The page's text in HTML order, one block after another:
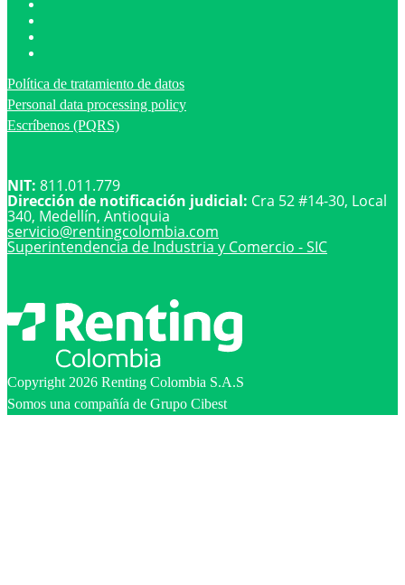
Política de tratamiento de datos
Personal data processing policy
Escríbenos (PQRS)
NIT: 811.011.779
Dirección de notificación judicial: Cra 52 #14-30, Local
340, Medellín, Antioquia
servicio@rentingcolombia.com
Superintendencia de Industria y Comercio - SIC
Copyright 2026 Renting Colombia S.A.S
Somos una compañía de Grupo Cibest